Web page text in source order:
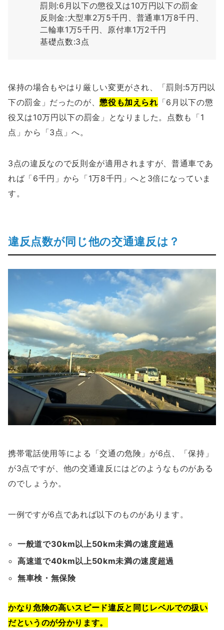
罰則:6月以下の懲役又は10万円以下の罰金
反則金:大型車2万5千円、普通車1万8千円、
二輪車1万5千円、原付車1万2千円
基礎点数:3点
保持の場合もやはり厳しい変更がされ、「罰則:5万円以
下の罰金」だったのが、懲役も加えられ 「6月以下の懲
役又は10万円以下の罰金」となりました。点数も「1
点」から「3点」へ。
3点の違反なので反則金が適用されますが、普通車であ
れば「6千円」から「1万8千円」へと3倍になっていま
す。
違反点数が同じ他の交通違反は？
携帯電話使用等による「交通の危険」が6点、「保持」
が3点ですが、他の交通違反にはどのようなものがある
のでしょうか。
一例ですが6点であれば以下のものがあります。
一般道で30km以上50km未満の速度超過
高速道で40km以上50km未満の速度超過
無車検・無保険
かなり危険の高いスピード違反と同じレベルでの扱い
だというのが分かります。